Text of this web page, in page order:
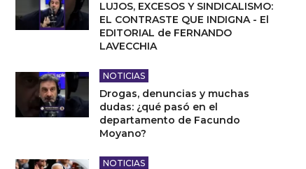
LUJOS, EXCESOS Y SINDICALISMO:
EL CONTRASTE QUE INDIGNA - El
EDITORIAL de FERNANDO
LAVECCHIA
NOTICIAS
Drogas, denuncias y muchas
dudas: ¿qué pasó en el
departamento de Facundo
Moyano?
NOTICIAS